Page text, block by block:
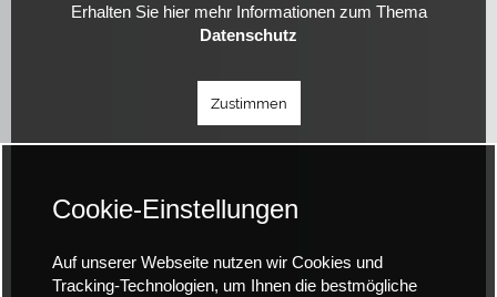
Erhalten Sie hier mehr Informationen zum Thema
Datenschutz
Zustimmen
Cookie-Einstellungen
Auf unserer Webseite nutzen wir Cookies und
Tracking-Technologien, um Ihnen die bestmögliche